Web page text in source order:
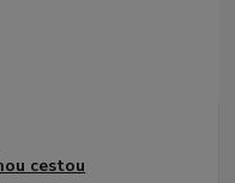
cestou